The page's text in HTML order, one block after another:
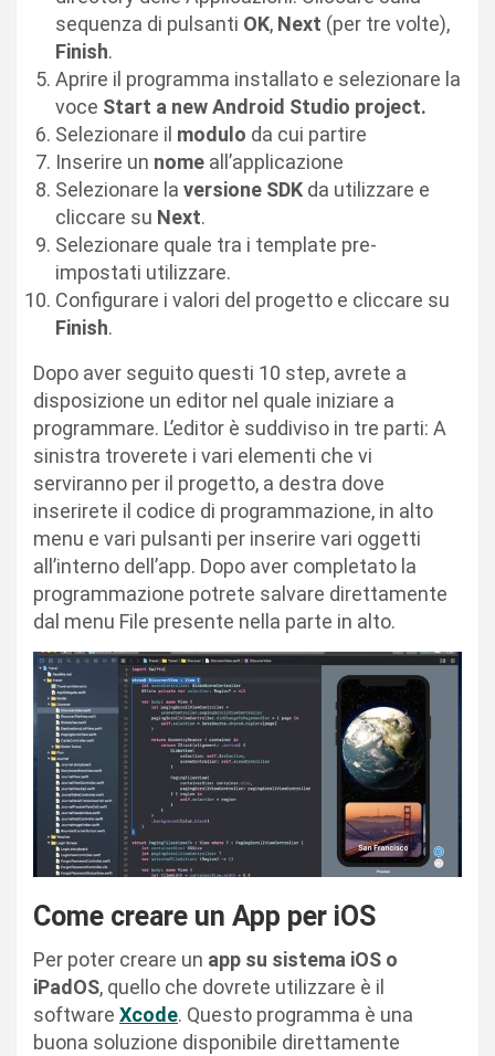
sequenza di pulsanti OK, Next (per tre volte),
Finish.
Aprire il programma installato e selezionare la
voce Start a new Android Studio project.
Selezionare il modulo da cui partire
Inserire un nome all’applicazione
Selezionare la versione SDK da utilizzare e
cliccare su Next.
Selezionare quale tra i template pre-
impostati utilizzare.
Configurare i valori del progetto e cliccare su
Finish.
Dopo aver seguito questi 10 step, avrete a
disposizione un editor nel quale iniziare a
programmare. L’editor è suddiviso in tre parti: A
sinistra troverete i vari elementi che vi
serviranno per il progetto, a destra dove
inserirete il codice di programmazione, in alto
menu e vari pulsanti per inserire vari oggetti
all’interno dell’app. Dopo aver completato la
programmazione potrete salvare direttamente
dal menu File presente nella parte in alto.
Come creare un App per iOS
Per poter creare un app su sistema iOS o
iPadOS, quello che dovrete utilizzare è il
software Xcode. Questo programma è una
buona soluzione disponibile direttamente